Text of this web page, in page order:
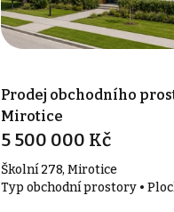
Prodej obchodního
Mirotice
5 500 000 Kč
Školní 278, Mirotice
Typ obchodní prostory •